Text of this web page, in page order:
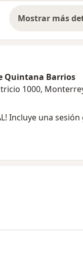
Mostrar mássobre
Quintana Barrios
1000,
Incluye una